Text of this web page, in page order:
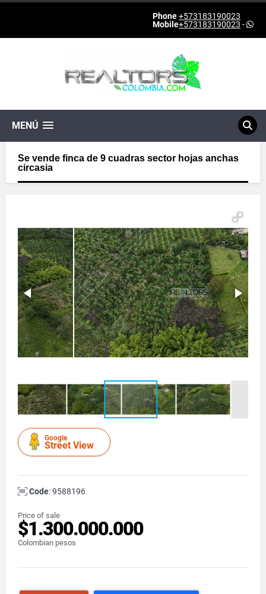
Phone+573183190023
Mobile+573183190023 -
MENÚ
Se vende finca de 9 cuadras sector hojas anchas
circasia
Google
Street View
Code: 9588196
Price of sale
$1.300.000.000
Colombian pesos